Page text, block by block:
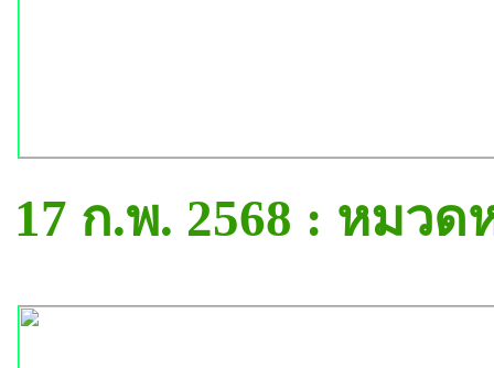
17 ก.พ. 2568 : หมว